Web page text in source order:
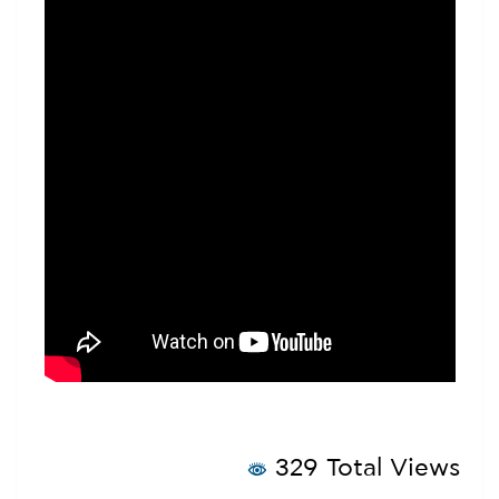
329 Total Views